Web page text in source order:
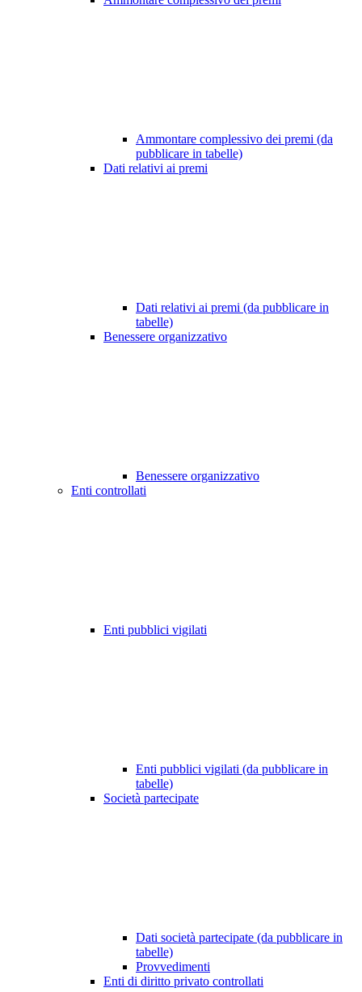
Ammontare complessivo dei premi (da
pubblicare in tabelle)
Dati relativi ai premi
Dati relativi ai premi (da pubblicare in
tabelle)
Benessere organizzativo
Benessere organizzativo
Enti controllati
Enti pubblici vigilati
Enti pubblici vigilati (da pubblicare in
tabelle)
Società partecipate
Dati società partecipate (da pubblicare in
tabelle)
Provvedimenti
Enti di diritto privato controllati